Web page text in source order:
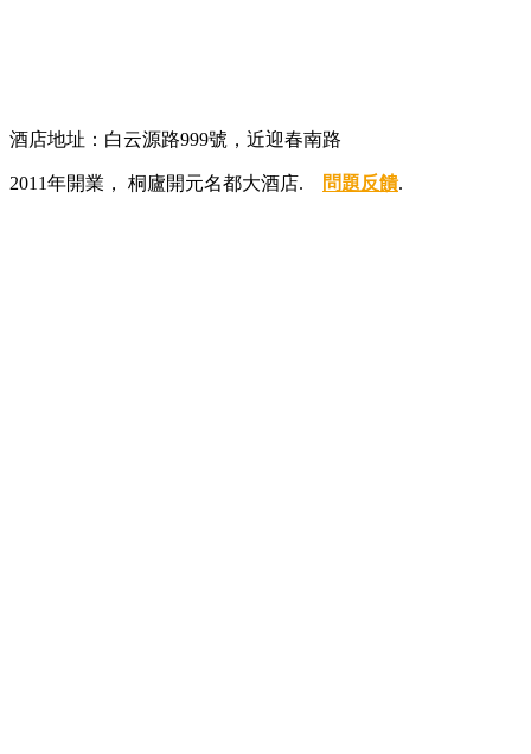
酒店地址：白云源路999號，近迎春南路
2011年開業， 桐廬開元名都大酒店. 問題反饋.